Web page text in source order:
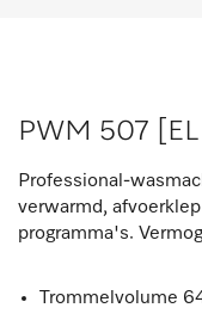
PWM 507 [EL
Professional-
verwarmd,
programma's.
Trommelvolume